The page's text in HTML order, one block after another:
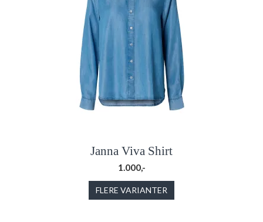
Janna Viva Shirt
1.000,-
FLERE VARIANTER